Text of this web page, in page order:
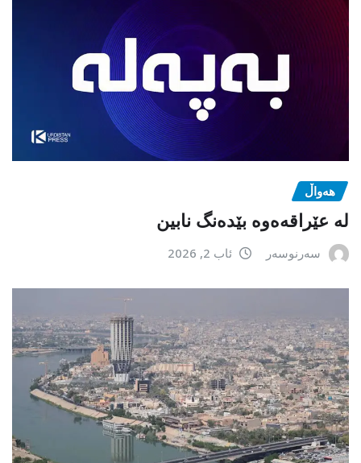
هەواڵ
لە عێراقەەوە بێدەنگ نابین
سەرنوسەر ئاب 2, 2026